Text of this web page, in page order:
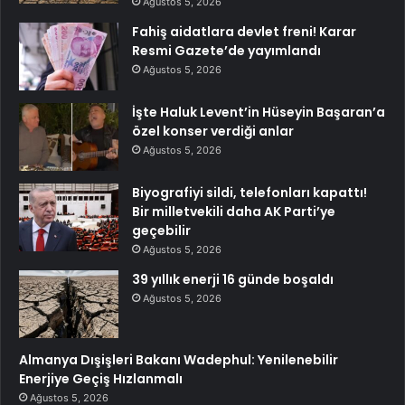
Fahiş aidatlara devlet freni! Karar
Resmi Gazete’de yayımlandı
Ağustos 5, 2026
İşte Haluk Levent’in Hüseyin Başaran’a
özel konser verdiği anlar
Ağustos 5, 2026
Biyografiyi sildi, telefonları kapattı!
Bir milletvekili daha AK Parti’ye
geçebilir
Ağustos 5, 2026
39 yıllık enerji 16 günde boşaldı
Ağustos 5, 2026
Almanya Dışişleri Bakanı Wadephul: Yenilenebilir
Enerjiye Geçiş Hızlanmalı
Ağustos 5, 2026